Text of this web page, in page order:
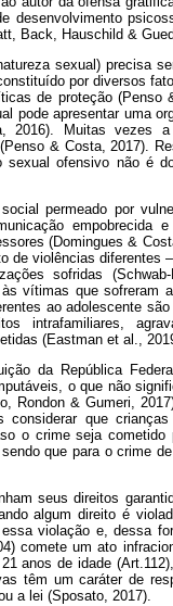
desenvolvimento
Back, Hauschild &
sexual) precisa
por diversos
de proteção (Penso
pode apresentar uma
2016). Muitas vezes
& Costa, 2017).
ofensivo não é
permeado por
empobrecida
(Domingues &
de violências diferentes
sofridas
vítimas que sofreram
ao adolescente
intrafamiliares,
(Eastman et al.,
da República
o que não
Rondon & Gumeri,
que
o crime seja
que para o crime
seus direitos
algum direito é
violação e, dessa
comete um ato
anos de idade
têm um caráter de
a lei (Sposato, 2017).